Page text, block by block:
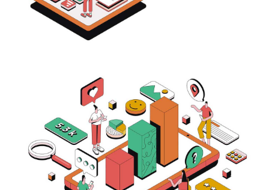
NFTAS – NFT数字藏品应用市场app ui设计 .fig素材